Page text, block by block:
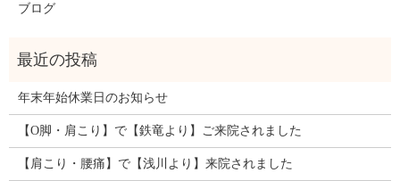
ブログ
年末年始休業日のお知らせ
【O脚・肩こり】で【鉄竜より】ご来院されました
【肩こり・腰痛】で【浅川より】来院されました